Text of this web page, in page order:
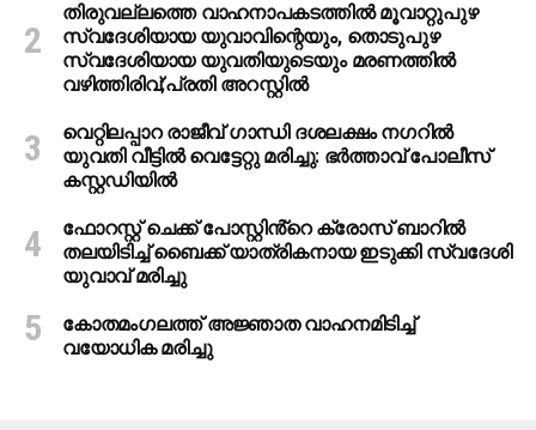
തിരുവല്ലത്തെ വാഹനാപകടത്തില്‍ മൂവാറ്റുപുഴ
സ്വദേശിയായ യുവാവിന്റെയും, തൊടുപുഴ
സ്വദേശിയായ യുവതിയുടെയും മരണത്തില്‍
വഴിത്തിരിവ്;പ്രതി അറസ്റ്റില്‍
വെറ്റിലപ്പാറ രാജീവ് ഗാന്ധി ദശലക്ഷം നഗറിൽ
യുവതി വീട്ടിൽ വെട്ടേറ്റു മരിച്ചു: ഭർത്താവ് പോലീസ്
കസ്റ്റഡിയിൽ
ഫോറസ്റ്റ് ചെക്ക് പോസ്റ്റിൻ്റെ ക്രോസ് ബാറില്‍
തലയിടിച്ച് ബൈക്ക് യാത്രികനായ ഇടുക്കി സ്വദേശി
യുവാവ് മരിച്ചു
കോതമംഗലത്ത് അജ്ഞാത വാഹനമിടിച്ച്
വയോധിക മരിച്ചു